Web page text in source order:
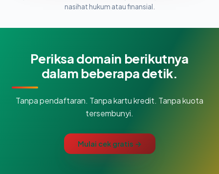
nasihat hukum atau finansial.
Periksa domain berikutnya
dalam beberapa detik.
Tanpa pendaftaran. Tanpa kartu kredit. Tanpa kuota
tersembunyi.
Mulai cek gratis →